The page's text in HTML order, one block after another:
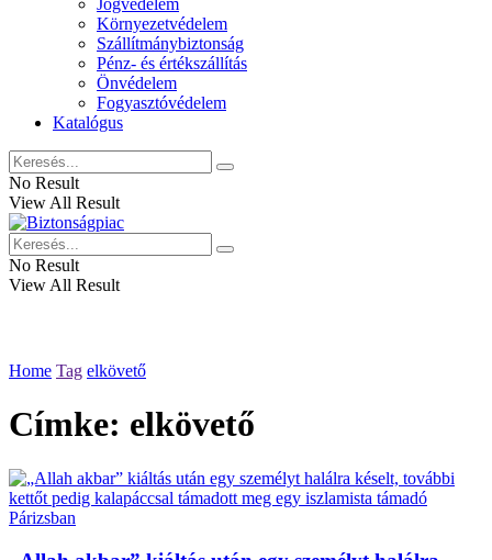
Jogvédelem
Környezetvédelem
Szállítmánybiztonság
Pénz- és értékszállítás
Önvédelem
Fogyasztóvédelem
Katalógus
No Result
View All Result
No Result
View All Result
Home Tag elkövető
Címke: elkövető